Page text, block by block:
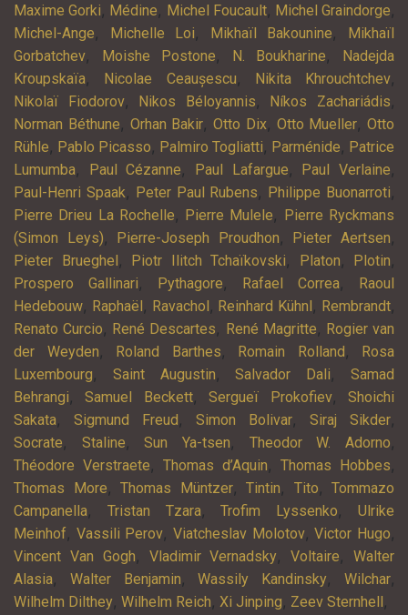
Maxime Gorki, Médine, Michel Foucault, Michel Graindorge,
Michel-Ange, Michelle Loi, Mikhaïl Bakounine,
Mikhaïl
Gorbatchev, Moishe Postone, N. Boukharine,
Nadejda
Kroupskaïa, Nicolae Ceaușescu, Nikita Khrouchtchev,
Nikolaï Fiodorov, Nikos Béloyannis, Níkos Zachariádis,
Norman Béthune, Orhan Bakir, Otto Dix, Otto Mueller, Otto
Rühle, Pablo Picasso, Palmiro Togliatti, Parménide, Patrice
Lumumba, Paul Cézanne, Paul Lafargue, Paul Verlaine,
Paul-Henri Spaak, Peter Paul Rubens, Philippe Buonarroti,
Pierre Drieu La Rochelle, Pierre Mulele,
Pierre Ryckmans
(Simon Leys), Pierre-Joseph Proudhon, Pieter Aertsen,
Pieter Brueghel , Piotr Ilitch Tchaïkovski, Platon, Plotin,
Prospero Gallinari, Pythagore, Rafael Correa,
Raoul
Hedebouw, Raphaël , Ravachol , Reinhard Kühnl , Rembrandt,
Renato Curcio, René Descartes, René Magritte, Rogier van
der Weyden, Roland Barthes, Romain Rolland ,
Rosa
Luxembourg, Saint Augustin,Salvador Dali,Samad
Behrangi,Samuel Beckett,Sergueï Prokofiev,Shoichi
Sakata, Sigmund Freud , Simon Bolivar, Siraj Sikder,
Socrate, Staline,Sun Ya-tsen, Theodor W. Adorno,
Théodore Verstraete, Thomas d’Aquin, Thomas Hobbes,
Thomas More, Thomas Müntzer, Tintin, Tito, Tommazo
Campanella, Tristan Tzara,Trofim Lyssenko,Ulrike
Meinhof, Vassili Perov,Viatcheslav Molotov,Victor Hugo,
Vincent Van Gogh, Vladimir Vernadsky,Voltaire,Walter
Alasia, Walter Benjamin,Wassily Kandinsky,Wilchar,
Wilhelm Dilthey, Wilhelm Reich, Xi Jinping, Zeev Sternhell ,